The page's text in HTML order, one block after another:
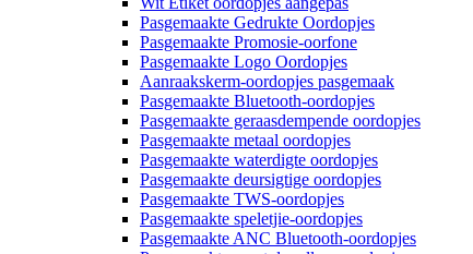
Pasgemaakte Gedrukte Oordopjes
Pasgemaakte Promosie-oorfone
Pasgemaakte Logo Oordopjes
Aanraakskerm-oordopjes pasgemaak
Pasgemaakte Bluetooth-oordopjes
Pasgemaakte geraasdempende oordopjes
Pasgemaakte metaal oordopjes
Pasgemaakte waterdigte oordopjes
Pasgemaakte deursigtige oordopjes
Pasgemaakte TWS-oordopjes
Pasgemaakte speletjie-oordopjes
Pasgemaakte ANC Bluetooth-oordopjes